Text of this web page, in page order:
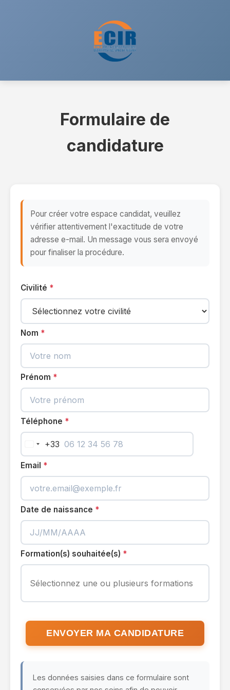
Formulaire de
candidature
Pour créer votre espace candidat, veuillez
vérifier attentivement l'exactitude de votre
adresse e-mail. Un message vous sera envoyé
pour finaliser la procédure.
Civilité
Nom
Prénom
Téléphone
+33
Email
Date de naissance
Formation(s) souhaitée(s)
ENVOYER MA CANDIDATURE
Les données saisies dans ce formulaire sont